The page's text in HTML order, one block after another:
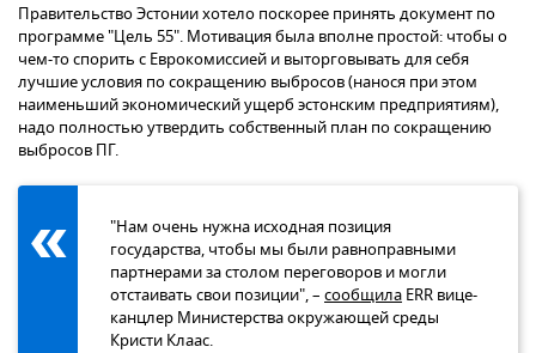
Правительство Эстонии хотело поскорее принять документ по
программе "Цель 55". Мотивация была вполне простой: чтобы о
чем-то спорить с Еврокомиссией и выторговывать для себя
лучшие условия по сокращению выбросов (нанося при этом
наименьший экономический ущерб эстонским предприятиям),
надо полностью утвердить собственный план по сокращению
выбросов ПГ.
"Нам очень нужна исходная позиция
государства, чтобы мы были равноправными
партнерами за столом переговоров и могли
отстаивать свои позиции", – сообщила ERR вице-
канцлер Министерства окружающей среды
Кристи Клаас.